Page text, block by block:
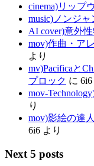
cinema)リップ
music)ノンジ
AI cover)意外性
mov)作曲・ア
より
mv)Pacificaと
プロック に 6i6
mov-
り
mov)影絵の達
6i6 より
Next 5 posts